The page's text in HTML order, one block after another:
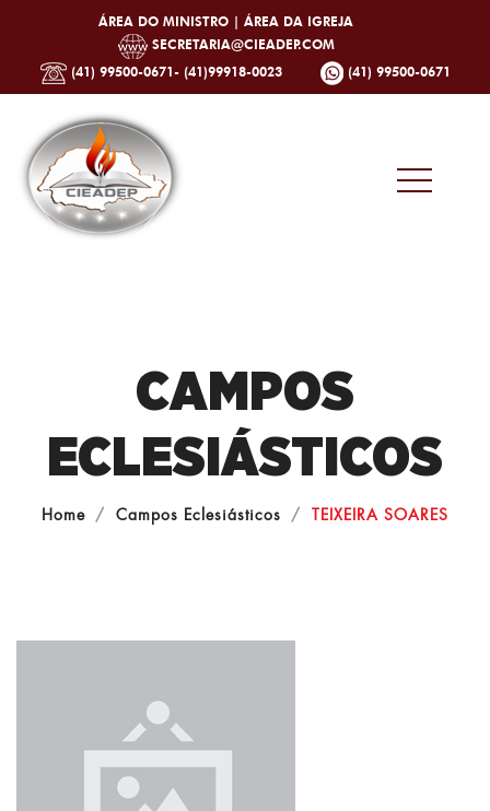
ÁREA DO MINISTRO | ÁREA DA IGREJA
SECRETARIA@CIEADEP.COM
(41) 99500-0671- (41)99918-0023
(41) 99500-0671
CAMPOS
ECLESIÁSTICOS
Home Campos Eclesiásticos TEIXEIRA SOARES